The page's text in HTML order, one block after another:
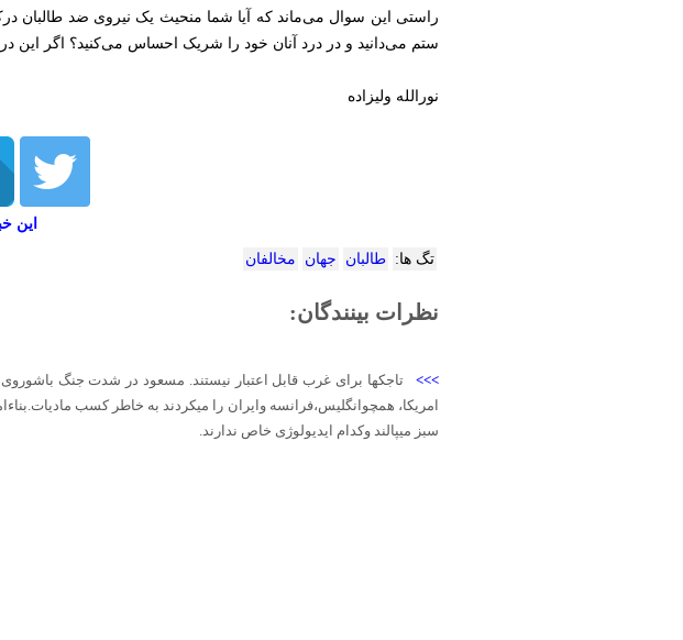
راستی این سوال می‌ماند که آیا شما منحیث یک نیروی ضد طالبان
ستم می‌دانید و در درد آنان خود را شریک احساس می‌کنید؟ اگر این
نورالله ولیزاده
این
تگ ها: طالبان جهان مخالفان
نظرات بینندگان:
>>>تاجکها برای غرب قابل اعتبار نیستند. مسعود در شدت جنگ
امریکا، همچوانگلیس،فرانسه وایران را میکردند به خاطر کسب
سبز میپالند وکدام ایدیولوژی خاص ندارند.